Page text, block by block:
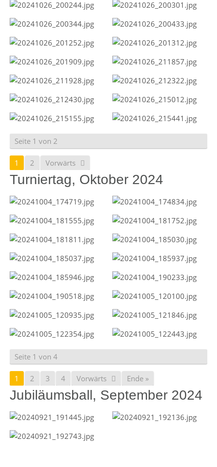
Seite 1 von 2
1 2 Vorwärts
Turniertag, Oktober 2024
Seite 1 von 4
1 2 3 4 Vorwärts Ende »
Jubiläumsball, September 2024